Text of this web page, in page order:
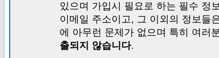
있으며 가입시 필요로 하는 필수 정
이메일 주소이고, 그 이외의 정보들
에 아무런 문제가 없으며 특히 여러
출되지 않습니다.